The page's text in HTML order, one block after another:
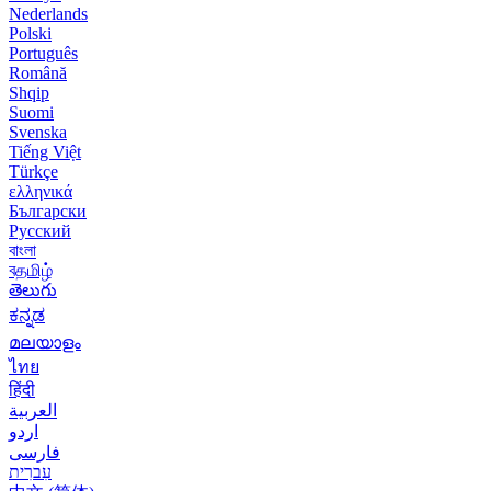
Nederlands
Polski
Português
Română
Shqip
Suomi
Svenska
Tiếng Việt
Türkçe
ελληνικά
Български
Русский
বাংলা
বதமிழ்
తెలుగు
ಕನ್ನಡ
മലയാളം
ไทย
हिंदी
العربية
اردو
فارسی
עִברִית